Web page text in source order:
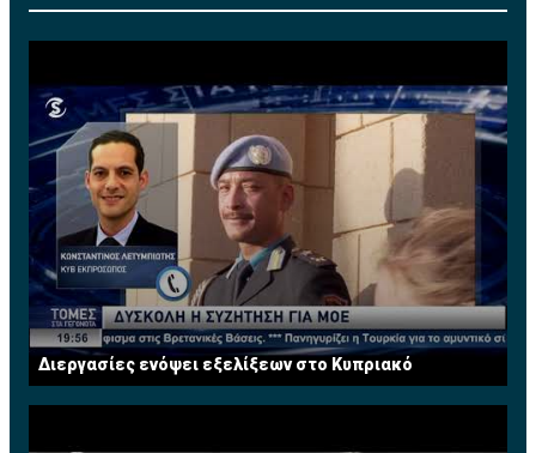
Φυσικά, αν τα βρουν με τον παίκτη θα πρέπει μετά να
έχει ακόμα ένα χρόνο συμβόλαιο μαζί της.
Διεργασίες ενόψει εξελίξεων στο Κυπριακό